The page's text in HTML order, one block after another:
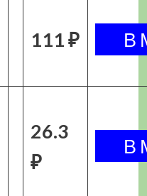
111 ₽
26.3
₽